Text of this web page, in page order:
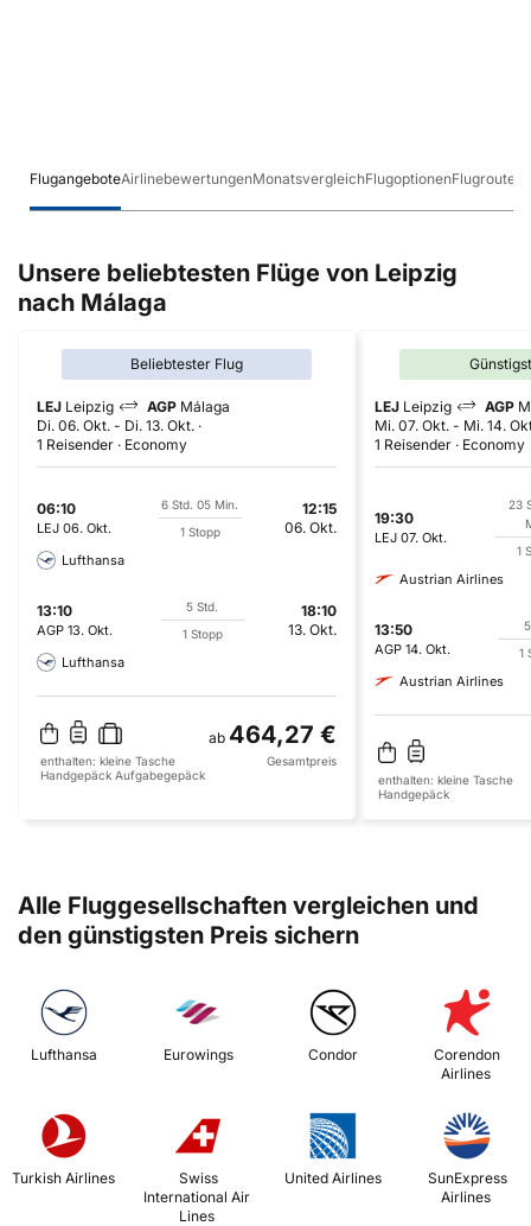
FlugangeboteAirlinebewertungenMonatsvergleichFlugoptionenFlugrouten
Unsere beliebtesten Flüge von Leipzig
nach Málaga
Beliebtester Flug
LEJ Leipzig AGP Málaga
Di. 06. Okt. - Di. 13. Okt.
1 Reisender
Economy
06:10
LEJ 06. Okt.
6 Std. 05 Min.
1 Stopp
12:15
06. Okt.
Lufthansa
13:10
AGP 13. Okt.
5 Std.
1 Stopp
18:10
13. Okt.
Lufthansa
ab 464,27 €
enthalten: kleine Tasche
Handgepäck Aufgabegepäck
Gesamtpreis
LEJ Leipzig AGP
Mi. 07. Okt. - Mi. 14.
1 Reisender
Economy
19:30
LEJ 07. Okt.
23
1
Austrian Airlines
13:50
AGP 14. Okt.
1
Austrian Airlines
enthalten: kleine Tasche
Handgepäck
Alle Fluggesellschaften vergleichen und
den günstigsten Preis sichern
Lufthansa Eurowings Condor
Corendon
Airlines
Turkish Airlines
International Air
Lines
United Airlines
Airlines